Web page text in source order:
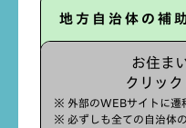
地方自治体の補
お住ま
クリック
※ 外部のWEBサイトに遷
※ 必ずしも全ての自治体